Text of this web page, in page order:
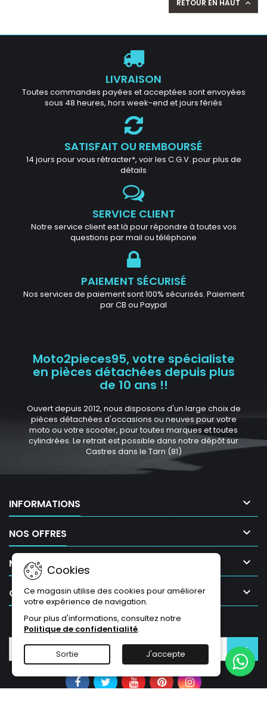
RETOUR EN HAUT 
LIVRAISON
Toutes commandes payées et acceptées sont envoyées
sous 48 heures, hors week-end et jours fériés
SATISFAIT OU REMBOURSÉ
14 jours pour vous rétracter*, voir les C.G.V. pour plus de
détails
SERVICE CLIENT
Notre service client est là pour répondre à toutes vos
questions par mail ou téléphone
PAIEMENT SÉCURISÉ
Nos services de paiement sont 100% sécurisés. Paiement
par CB ou Paypal
Moto2pieces95, votre spécialiste
en pièces détachées depuis plus
de 10 ans !!
Ouvert depuis 2012, nous disposons d'un large choix de
pièces détachées d'occasions ou neuves pour votre
moto ou votre scooter, pour toutes marques et toutes
cylindrées. Le retrait est possible dans notre dépôt sur
Castres dans le Tarn (81)
INFORMATIONS 
NOS OFFRES 
MON COMPTE 
CONTACT 
Cookies
Ce magasin utilise des cookies pour améliorer
votre expérience de navigation.
Pour plus d'informations, consultez notre
Politique de confidentialité.
Sortie J'accepte
LETTRE D'INFORMATIONS